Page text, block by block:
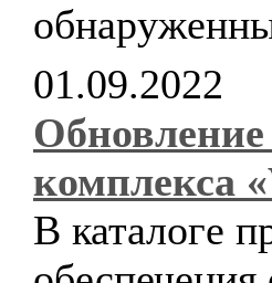
01.09.2022
комплекса
В каталоге